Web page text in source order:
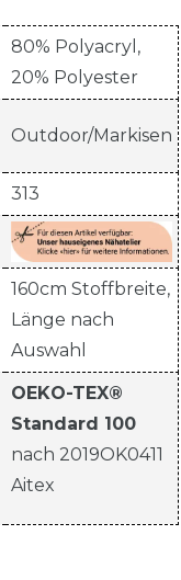
80% Polyacryl,
20% Polyester
Outdoor/Markisen
313
160cm Stoffbreite,
Länge nach
Auswahl
OEKO-TEX®
Standard 100
nach 2019OK0411
Aitex